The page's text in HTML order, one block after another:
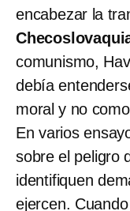
encabezar la
comunismo,
debía
moral y no
En varios
sobre el peligro
identifiquen
ejercen.